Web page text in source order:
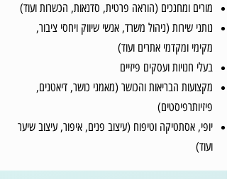
מורים ומחנכים (הוראה פרטית, סדנאות, הכשרות ועוד)
נותני שירות (ניהול משרד, אנשי שיווק ויחסי ציבור,
מקימי ומקדמי אתרים ועוד)
בעלי חנויות ועסקים פיזיים
מקצועות הבריאות והכושר (מאמני כושר, דיאטנים,
פיזיותרפיסטים)
יופי, אסתטיקה וטיפוח (עיצוב פנים, איפור, עיצוב שיער
ועוד)